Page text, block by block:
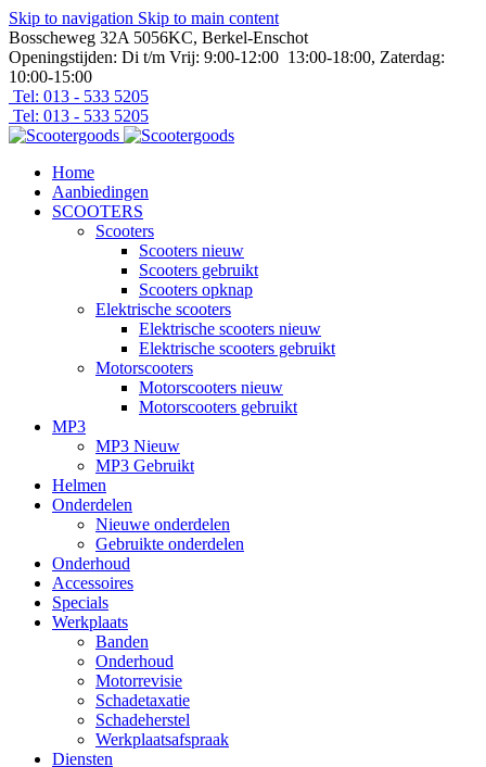
Skip to navigation Skip to main content
Bosscheweg 32A 5056KC, Berkel-Enschot
Openingstijden: Di t/m Vrij: 9:00-12:00 13:00-18:00, Zaterdag:
10:00-15:00
Tel: 013 - 533 5205
Tel: 013 - 533 5205
Home
Aanbiedingen
SCOOTERS
Scooters
Scooters nieuw
Scooters gebruikt
Scooters opknap
Elektrische scooters
Elektrische scooters nieuw
Elektrische scooters gebruikt
Motorscooters
Motorscooters nieuw
Motorscooters gebruikt
MP3
MP3 Nieuw
MP3 Gebruikt
Helmen
Onderdelen
Nieuwe onderdelen
Gebruikte onderdelen
Onderhoud
Accessoires
Specials
Werkplaats
Banden
Onderhoud
Motorrevisie
Schadetaxatie
Schadeherstel
Werkplaatsafspraak
Diensten